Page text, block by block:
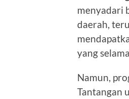
menyadari
daerah,
yang
Namun,
Tantangan